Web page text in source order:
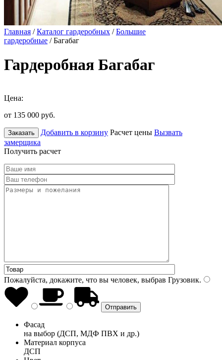
Главная /Каталог гардеробных /Большие
гардеробные / Багабаг
Гардеробная Багабаг
Цена:
от 135 000 руб.
Заказать Добавить в корзину Расчет цены Вызвать
замерщика
Получить расчет
Пожалуйста, докажите, что вы человек, выбрав Грузовик.
Фасад
на выбор (ДСП, МДФ ПВХ и др.)
Материал корпуса
ДСП